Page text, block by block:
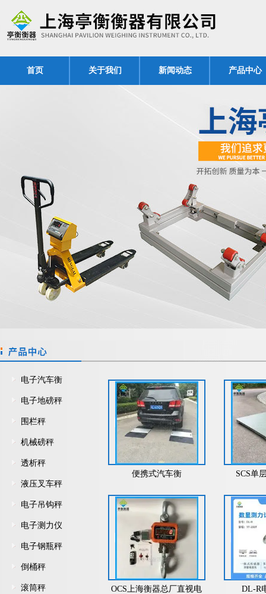
首页 关于我们 新闻动态 产品中心
电子汽车衡
电子地磅秤
围栏秤
机械磅秤
透析秤
液压叉车秤
电子吊钩秤
电子测力仪
电子钢瓶秤
倒桶秤
滚筒秤
便携式汽车衡 SCS单
OCS上海衡器总厂直视电
DL-R